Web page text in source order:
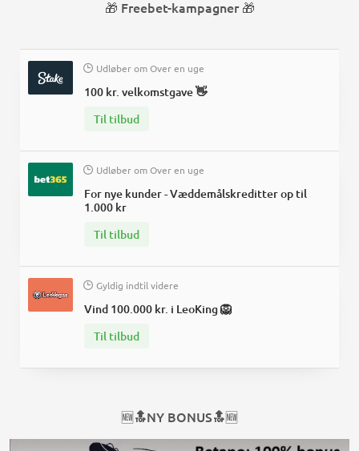
🎁 Freebet-kampagner🎁
Udløber om Over en uge
100 kr. velkomstgave 👋
Til tilbud
Udløber om Over en uge
For nye kunder - Væddemålskreditter op til
1.000 kr
Til tilbud
Gyldig indtil videre
Vind 100.000 kr. i LeoKing 🦁
Til tilbud
🆕🔝NY BONUS🔝🆕